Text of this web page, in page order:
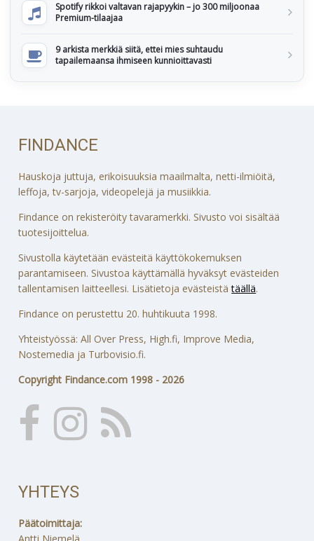
Spotify rikkoi valtavan rajapyykin – jo 300 miljoonaa
Premium-tilaajaa
9 arkista merkkiä siitä, ettei mies suhtaudu
tapailemaansa ihmiseen kunnioittavasti
FINDANCE
Hauskoja juttuja, erikoisuuksia maailmalta, netti-ilmiöitä,
leffoja, tv-sarjoja, videopelejä ja musiikkia.
Findance on rekisteröity tavaramerkki. Sivusto voi sisältää
tuotesijoittelua.
Sivustolla käytetään evästeitä käyttökokemuksen
parantamiseen. Sivustoa käyttämällä hyväksyt evästeiden
tallentamisen laitteellesi. Lisätietoja evästeistätäällä.
Findance on perustettu 20. huhtikuuta 1998.
Yhteistyössä: All Over Press, High.fi, Improve Media,
Nostemedia ja Turbovisio.fi.
Copyright Findance.com 1998 - 2026
YHTEYS
Päätoimittaja: